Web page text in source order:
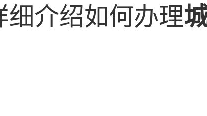
介绍如何办理